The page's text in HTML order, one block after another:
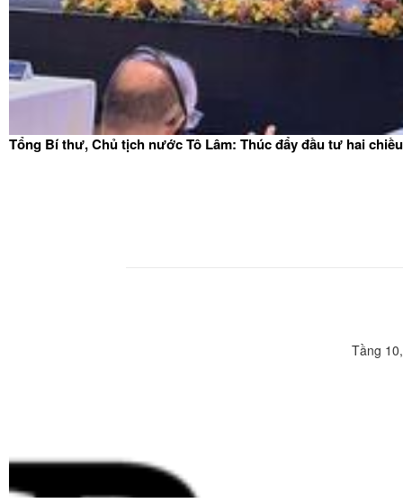
Tổng Bí thư, Chủ tịch nước Tô Lâm: Thúc đẩy đầu tư hai
Tầng